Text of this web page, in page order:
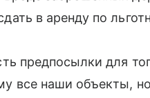
в аренду по
предпосылки для
все наши объекты,